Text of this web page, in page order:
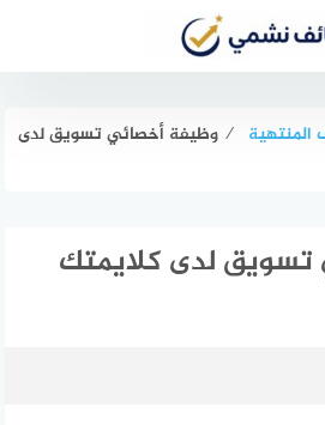
المنتهية ⁄ وظيفة أخصائي تسويق لدى
لدى كلايمتك